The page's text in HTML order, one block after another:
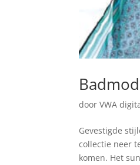
doorVWA
Gevestigde
collectie neer
komen. Het